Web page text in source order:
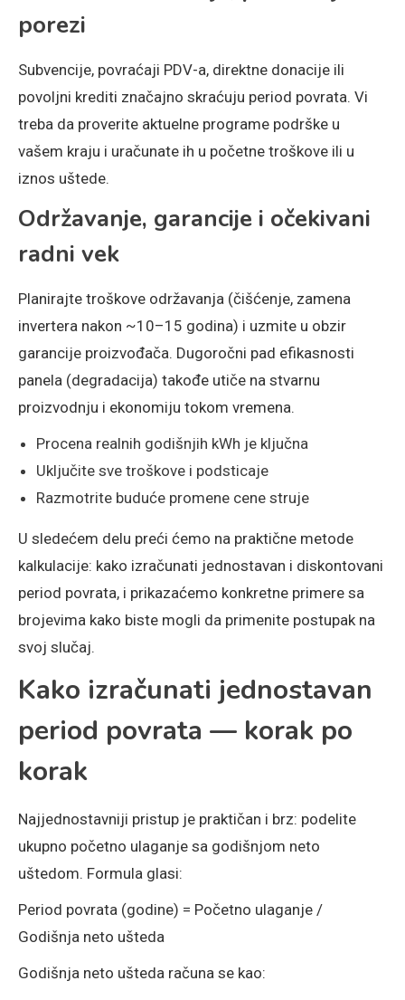
porezi
Subvencije, povraćaji PDV-a, direktne donacije ili
povoljni krediti značajno skraćuju period povrata. Vi
treba da proverite aktuelne programe podrške u
vašem kraju i uračunate ih u početne troškove ili u
iznos uštede.
Održavanje, garancije i očekivani
radni vek
Planirajte troškove održavanja (čišćenje, zamena
invertera nakon ~10–15 godina) i uzmite u obzir
garancije proizvođača. Dugoročni pad efikasnosti
panela (degradacija) takođe utiče na stvarnu
proizvodnju i ekonomiju tokom vremena.
Procena realnih godišnjih kWh je ključna
Uključite sve troškove i podsticaje
Razmotrite buduće promene cene struje
U sledećem delu preći ćemo na praktične metode
kalkulacije: kako izračunati jednostavan i diskontovani
period povrata, i prikazaćemo konkretne primere sa
brojevima kako biste mogli da primenite postupak na
svoj slučaj.
Kako izračunati jednostavan
period povrata — korak po
korak
Najjednostavniji pristup je praktičan i brz: podelite
ukupno početno ulaganje sa godišnjom neto
uštedom. Formula glasi:
Period povrata (godine) = Početno ulaganje /
Godišnja neto ušteda
Godišnja neto ušteda računa se kao: